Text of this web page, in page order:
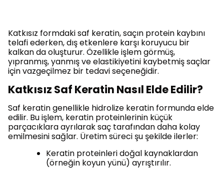
Katkısız formdaki saf keratin, saçın protein kaybını
telafi ederken, dış etkenlere karşı koruyucu bir
kalkan da oluşturur. Özellikle işlem görmüş,
yıpranmış, yanmış ve elastikiyetini kaybetmiş saçlar
için vazgeçilmez bir tedavi seçeneğidir.
Katkısız Saf Keratin Nasıl Elde Edilir?
Saf keratin genellikle hidrolize keratin formunda elde
edilir. Bu işlem, keratin proteinlerinin küçük
parçacıklara ayrılarak saç tarafından daha kolay
emilmesini sağlar. Üretim süreci şu şekilde ilerler:
Keratin proteinleri doğal kaynaklardan
(örneğin koyun yünü) ayrıştırılır.